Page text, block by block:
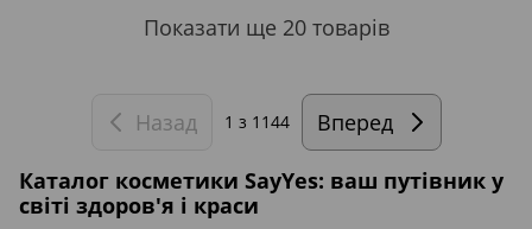
Показати ще 20 товарів
Назад 1 з 1144 Вперед
Каталог косметики SayYes: ваш путівник у
світі здоров'я і краси